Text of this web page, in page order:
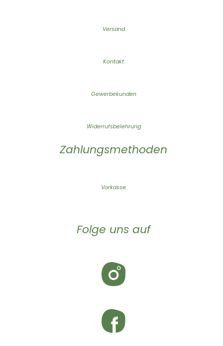
Versand
Kontakt
Gewerbekunden
Widerrufsbelehrung
Zahlungsmethoden
Vorkasse
Folge uns auf